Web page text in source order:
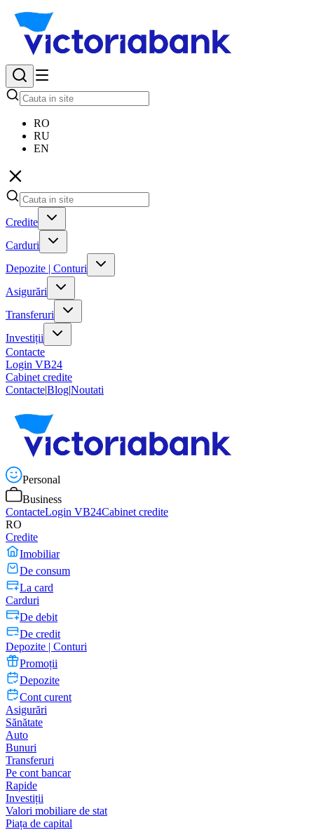
RO
RU
EN
Credite
Carduri
Depozite | Conturi
Asigurări
Transferuri
Investiții
Contacte
Login VB24
Cabinet credite
Contacte|Blog|Noutati
Personal
Business
ContacteLogin VB24Cabinet credite
RO
Credite
Imobiliar
De consum
La card
Carduri
De debit
De credit
Depozite | Conturi
Promoții
Depozite
Cont curent
Asigurări
Sănătate
Auto
Bunuri
Transferuri
Pe cont bancar
Rapide
Investiții
Valori mobiliare de stat
Piața de capital